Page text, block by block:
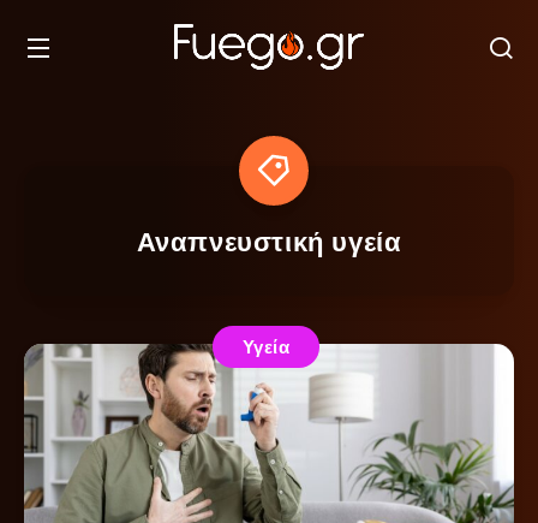
Αναπνευστική υγεία
Υγεία